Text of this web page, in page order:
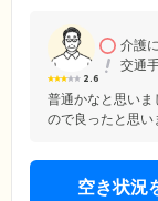
2.6
介護
交通
普通かなと思い
ので良ったと思い
空き状況